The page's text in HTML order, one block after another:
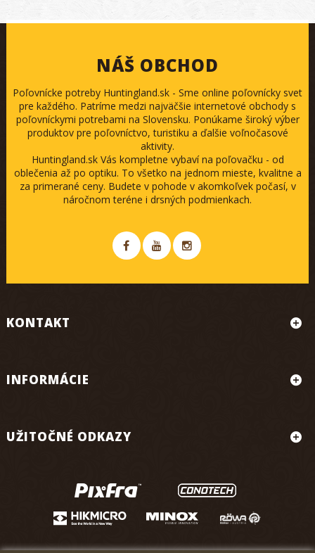
NÁŠ OBCHOD
Poľovnícke potreby Huntingland.sk - Sme online poľovnícky svet
pre každého. Patríme medzi najväčšie internetové obchody s
poľovníckymi potrebami na Slovensku. Ponúkame široký výber
produktov pre poľovníctvo, turistiku a ďalšie voľnočasové
aktivity.
Huntingland.sk Vás kompletne vybaví na poľovačku - od
oblečenia až po optiku. To všetko na jednom mieste, kvalitne a
za primerané ceny. Budete v pohode v akomkoľvek počasí, v
náročnom teréne i drsných podmienkach.
KONTAKT
INFORMÁCIE
UŽITOČNÉ ODKAZY